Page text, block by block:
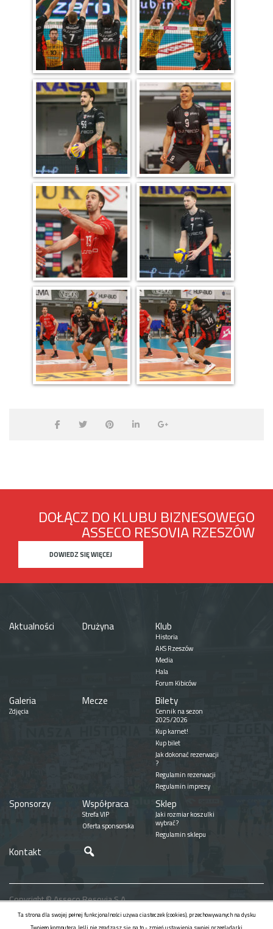
DOŁĄCZ DO KLUBU BIZNESOWEGO
ASSECO RESOVIA RZESZÓW
DOWIEDZ SIĘ WIĘCEJ
Aktualności Drużyna Klub
Historia
AKS Rzeszów
Media
Hala
Forum Kibiców
Galeria
Zdjęcia
Mecze Bilety
Cennik na sezon
2025/2026
Kup karnet!
Kup bilet
Jak dokonać rezerwacji
?
Regulamin rezerwacji
Regulamin imprezy
Sponsorzy Współpraca
Strefa VIP
Oferta sponsorska
Sklep
Jaki rozmiar koszulki
wybrać?
Regulamin sklepu
Kontakt
Copyright © Asseco Resovia S.A.
Realizacja
Ta strona dla swojej pełnej funkcjonalności używa ciasteczek (cookies), przechowywanych na dysku